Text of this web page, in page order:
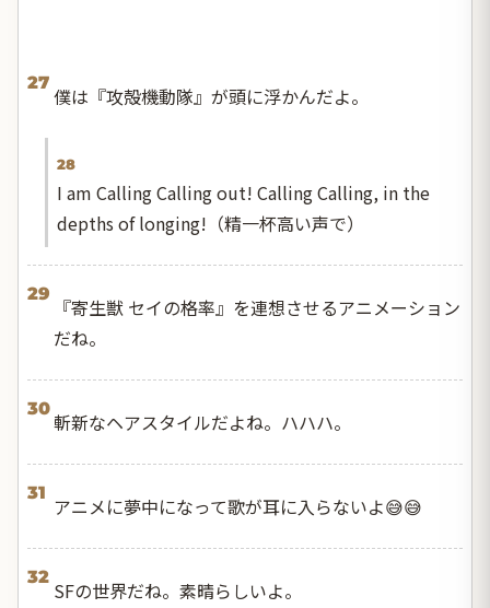
27
僕は『攻殻機動隊』が頭に浮かんだよ。
28
I am Calling Calling out! Calling Calling, in the
depths of longing!（精一杯高い声で）
29
『寄生獣 セイの格率』を連想させるアニメーション
だね。
30
斬新なヘアスタイルだよね。ハハハ。
31
アニメに夢中になって歌が耳に入らないよ😅😅
32
SFの世界だね。素晴らしいよ。